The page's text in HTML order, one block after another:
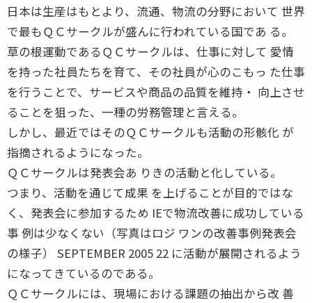
日本は生産はもとより、流通、物流の分野において 世界
で最もＱＣサークルが盛んに行われている国であ る。
草の根運動であるＱＣサークルは、仕事に対して 愛情
を持った社員たちを育て、その社員が心のこもっ た仕事
を行うことで、サービスや商品の品質を維持・ 向上させ
ることを狙った、一種の労務管理と言える。
しかし、最近ではそのＱＣサークルも活動の形骸化 が
指摘されるようになった。
ＱＣサークルは発表会あ りきの活動と化している。
つまり、活動を通じて成果 を上げることが目的ではな
く、発表会に参加するため IEで物流改善に成功している
事 例は少なくない（写真はロジ ワンの改善事例発表会
の様子） SEPTEMBER 2005 22 に活動が展開されるよう
になってきているのである。
ＱＣサークルには、現場における課題の抽出から改 善